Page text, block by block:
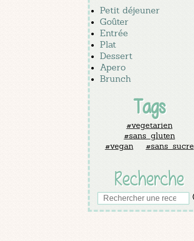
Petit déjeuner
Goûter
Entrée
Plat
Dessert
Apero
Brunch
Tags
#vegetarien
#sans_gluten
#vegan
#sans_sucre
Recherche